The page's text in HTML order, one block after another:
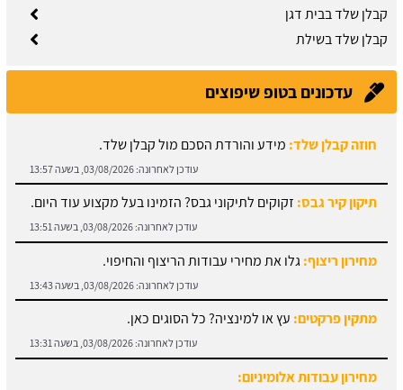
קבלן שלד בבית דגן
קבלן שלד בשילת
עדכונים בטופ שיפוצים
חוזה קבלן שלד: מידע והורדת הסכם מול קבלן שלד.
עודכן לאחרונה: 03/08/2026, בשעה 13:57
תיקון קיר גבס: זקוקים לתיקוני גבס? הזמינו בעל מקצוע עוד היום.
עודכן לאחרונה: 03/08/2026, בשעה 13:51
מחירון ריצוף:גלו את מחירי עבודות הריצוף והחיפוי.
עודכן לאחרונה: 03/08/2026, בשעה 13:43
מתקין פרקטים: עץ או למינציה? כל הסוגים כאן.
עודכן לאחרונה: 03/08/2026, בשעה 13:31
מחירון עבודות אלומיניום: